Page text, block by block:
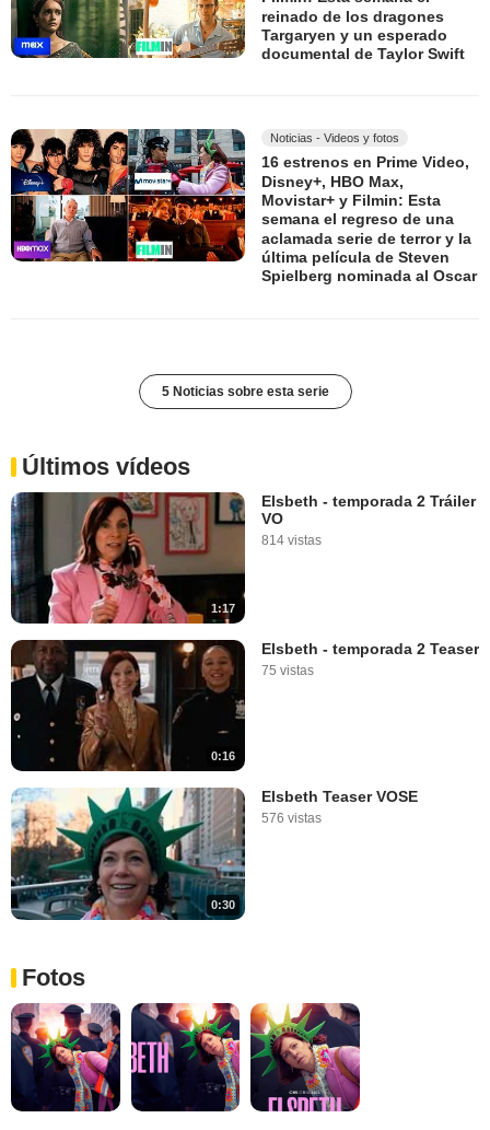
reinado de los dragones
Targaryen y un esperado
documental de Taylor Swift
Noticias - Videos y fotos
16 estrenos en Prime Video,
Disney+, HBO Max,
Movistar+ y Filmin: Esta
semana el regreso de una
aclamada serie de terror y la
última película de Steven
Spielberg nominada al Oscar
5 Noticias sobre esta serie
Últimos vídeos
1:17
Elsbeth - temporada 2 Tráiler
VO
814 vistas
0:16
Elsbeth - temporada 2 Teaser
75 vistas
0:30
Elsbeth Teaser VOSE
576 vistas
Fotos